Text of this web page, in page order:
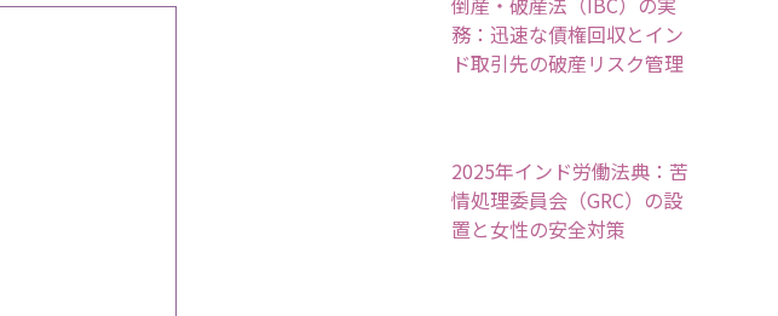
務：迅速な債権回収とイン
ド取引先の破産リスク管理
2025年インド労働法典：苦
情処理委員会（GRC）の設
置と女性の安全対策